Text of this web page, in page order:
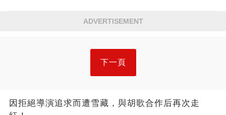
ADVERTISEMENT
下一頁
因拒絕導演追求而遭雪藏，與胡歌合作后再次走